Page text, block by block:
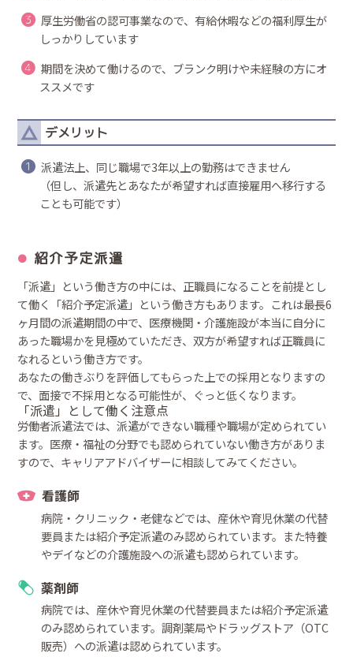
❸ 厚生労働省の認可事業なので、有給休暇などの福利厚生が
しっかりしています
❹ 期間を決めて働けるので、ブランク明けや未経験の方にオ
ススメです
デメリット
❶ 派遣法上、同じ職場で3年以上の勤務はできません
（但し、派遣先とあなたが希望すれば直接雇用へ移行する
ことも可能です）
紹介予定派遣
「派遣」という働き方の中には、正職員になることを前提とし
て働く「紹介予定派遣」という働き方もあります。これは最長6
ヶ月間の派遣期間の中で、医療機関・介護施設が本当に自分に
あった職場かを見極めていただき、双方が希望すれば正職員に
なれるという働き方です。
あなたの働きぶりを評価してもらった上での採用となりますの
で、面接で不採用となる可能性が、ぐっと低くなります。
「派遣」として働く注意点
労働者派遣法では、派遣ができない職種や職場が定められてい
ます。医療・福祉の分野でも認められていない働き方がありま
すので、キャリアアドバイザーに相談してみてください。
看護師
病院・クリニック・老健などでは、産休や育児休業の代替
要員または紹介予定派遣のみ認められています。また特養
やデイなどの介護施設への派遣も認められています。
薬剤師
病院では、産休や育児休業の代替要員または紹介予定派遣
のみ認められています。調剤薬局やドラッグストア（OTC
販売）への派遣は認められています。